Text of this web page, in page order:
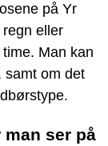
på Yr
eller
Man kan
samt om det
ser på